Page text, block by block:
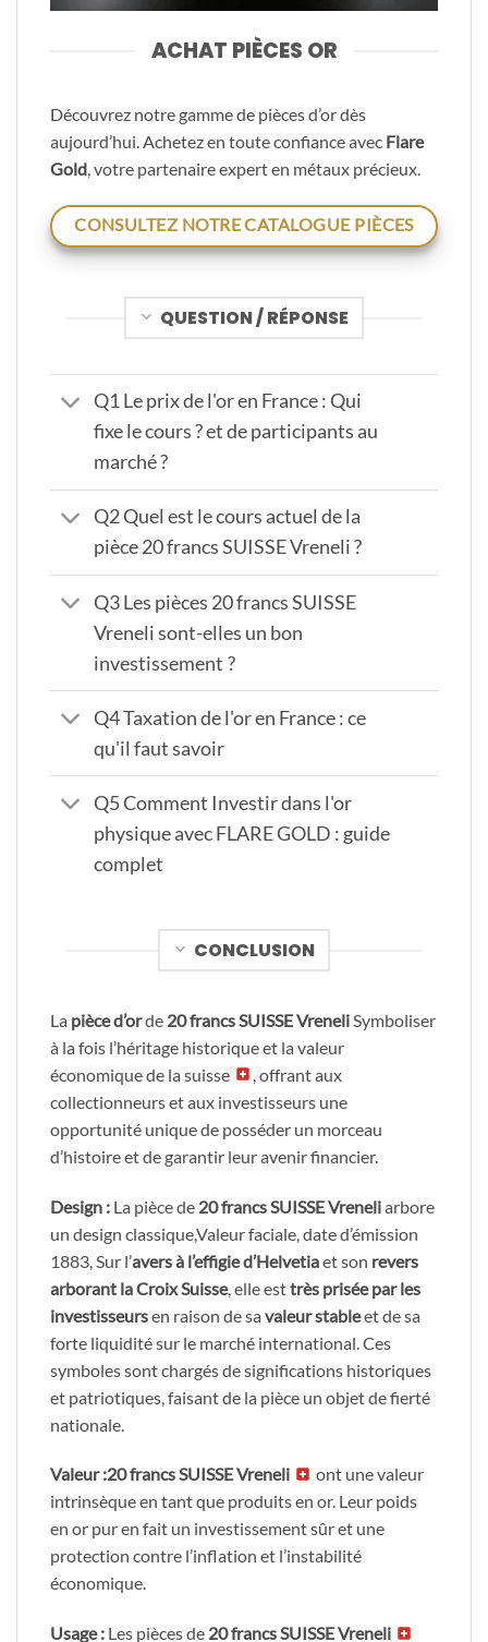
ACHAT PIÈCES OR
Découvrez notre gamme de pièces d’or dès
aujourd’hui. Achetez en toute confiance avec Flare
Gold, votre partenaire expert en métaux précieux.
CONSULTEZ NOTRE CATALOGUE PIÈCES
QUESTION / RÉPONSE
Q1 Le prix de l'or en France : Qui
fixe le cours ? et de participants au
marché ?
Q2 Quel est le cours actuel de la
pièce 20 francs SUISSE Vreneli ?
Q3 Les pièces 20 francs SUISSE
Vreneli sont-elles un bon
investissement ?
Q4 Taxation de l'or en France : ce
qu'il faut savoir
Q5 Comment Investir dans l'or
physique avec FLARE GOLD : guide
complet
CONCLUSION
La pièce d’orde 20 francs SUISSE VreneliSymboliser
à la fois l’héritage historique et la valeur
économique de la suisse
, offrant aux
collectionneurs et aux investisseurs une
opportunité unique de posséder un morceau
d’histoire et de garantir leur avenir financier.
Design : La pièce de 20 francs SUISSE Vreneliarbore
un design classique,Valeur faciale, date d’émission
1883, Sur l’avers à l’effigie d’Helvetiaet son revers
arborant la Croix Suisse, elle esttrès prisée par les
investisseursen raison de sa valeur stableet de sa
forte liquidité sur le marché international. Ces
symboles sont chargés de significations historiques
et patriotiques, faisant de la pièce un objet de fierté
nationale.
Valeur :20 francs SUISSE Vreneli
ont une valeur
intrinsèque en tant que produits en or. Leur poids
en or pur en fait un investissement sûr et une
protection contre l’inflation et l’instabilité
économique.
Usage : Les pièces de 20 francs SUISSE Vreneli